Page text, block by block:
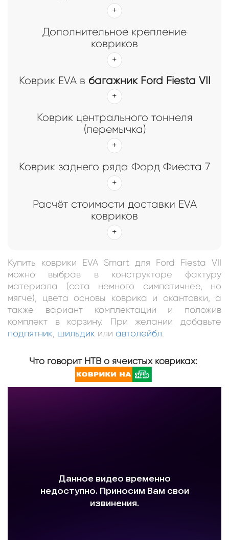
Дополнительное крепление
ковриков
Коврик EVA в багажник Ford Fiesta VII
Коврик центрального тоннеля
(перемычка)
Коврик заднего ряда Форд Фиеста 7
Расчёт стоимости доставки EVA
ковриков
Купить коврики EVA Smart для Ford Fiesta VII
можно выбрав в конструкторе фактуру
материала (сота немного симпатичнее, но
мягче), цвета основы коврика и окантовки, а
также вариант комплектации и положив
комплект в корзину. При желании добавьте
подпятник шильдик или автолейбл.
Что говорит НТВ о ячеистых ковриках: